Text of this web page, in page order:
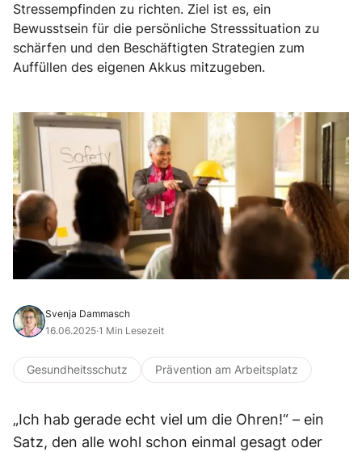
Stressempfinden zu richten. Ziel ist es, ein
Bewusstsein für die persönliche Stresssituation zu
schärfen und den Beschäftigten Strategien zum
Auffüllen des eigenen Akkus mitzugeben.
Svenja Dammasch
16.06.2025·1 Min Lesezeit
Gesundheitsschutz Prävention am Arbeitsplatz
„Ich hab gerade echt viel um die Ohren!“ – ein
Satz, den alle wohl schon einmal gesagt oder